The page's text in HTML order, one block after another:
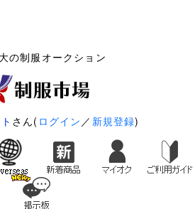
の制服オークション
さん( ログイン ／ 新規登録)